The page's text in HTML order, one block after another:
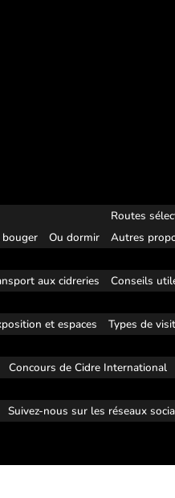
Ou dormir
Routes
Autres
aux cidreries
Conseils
et espaces Types de
Concours de Cidre International
Suivez-nous sur les réseaux